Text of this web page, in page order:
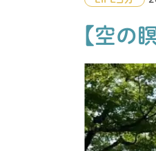
【空の